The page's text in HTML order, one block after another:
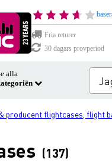
Fria returer
30 dagars provperiod
alla
producent flightcases, flight
(137)